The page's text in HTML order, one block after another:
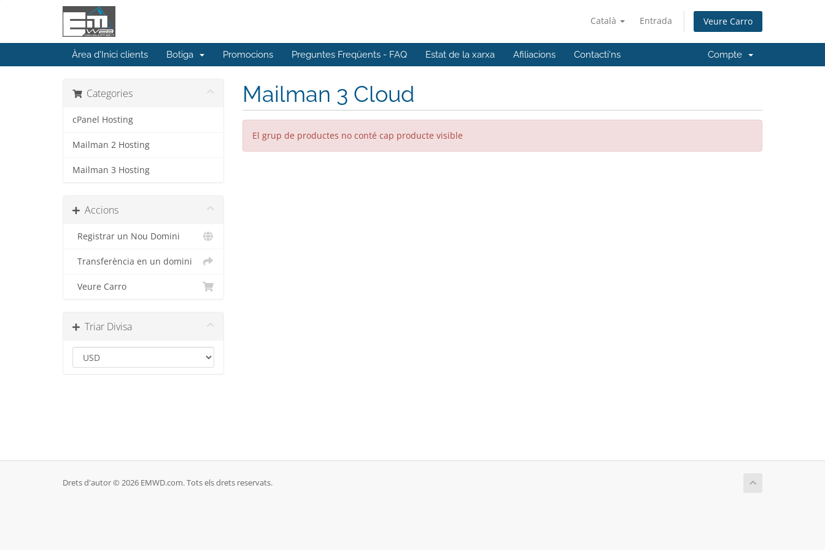
Català Entrada Veure Carro
Àrea d'Inici clients Botiga Promocions Preguntes Freqüents - FAQ Estat de la xarxa Afiliacions Contacti'ns Compte
Categories
cPanel Hosting
Mailman 2 Hosting
Mailman 3 Hosting
Accions
Registrar un Nou Domini
Transferència en un domini
Veure Carro
Triar Divisa
Mailman 3 Cloud
El grup de productes no conté cap producte visible
Drets d'autor © 2026 EMWD.com. Tots els drets reservats.